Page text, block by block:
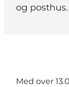
og posthus.
Med over